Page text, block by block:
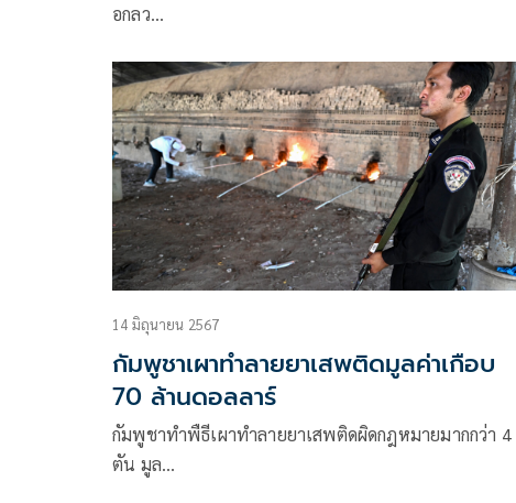
อกลว…
14 มิถุนายน 2567
กัมพูชาเผาทำลายยาเสพติดมูลค่าเกือบ
70 ล้านดอลลาร์
กัมพูชาทำพืธีเผาทำลายยาเสพติดผิดกฎหมายมากกว่า 4
ตัน มูล…